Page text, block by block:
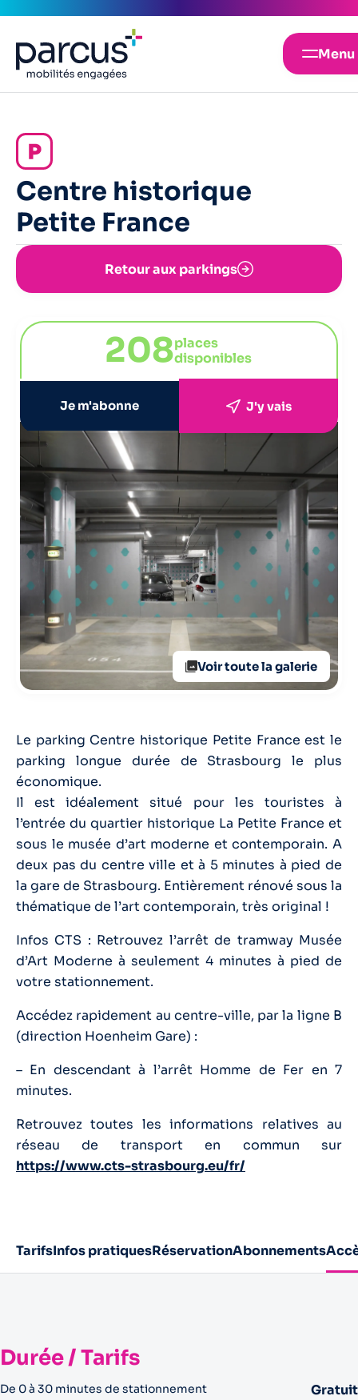
Menu
Centre historique
Petite France
Retour aux parkings
208places
disponibles
Je m'abonne J'y vais
Voir toute la galerie
Le parking Centre historique Petite France est le
parking longue durée de Strasbourg le plus
économique.
Il est idéalement situé pour les touristes à
l’entrée du quartier historique La Petite France et
sous le musée d’art moderne et contemporain. A
deux pas du centre ville et à 5 minutes à pied de
la gare de Strasbourg. Entièrement rénové sous la
thématique de l’art contemporain, très original !
Infos CTS : Retrouvez l’arrêt de tramway Musée
d’Art Moderne à seulement 4 minutes à pied de
votre stationnement.
Accédez rapidement au centre-ville, par la ligne B
(direction Hoenheim Gare) :
– En descendant à l’arrêt Homme de Fer en 7
minutes.
Retrouvez toutes les informations relatives au
réseau de transport en commun sur
https://www.cts-strasbourg.eu/fr/
TarifsInfos pratiquesRéservationAbonnements
Durée / Tarifs
De 0 à 30 minutes de stationnement Gratuit